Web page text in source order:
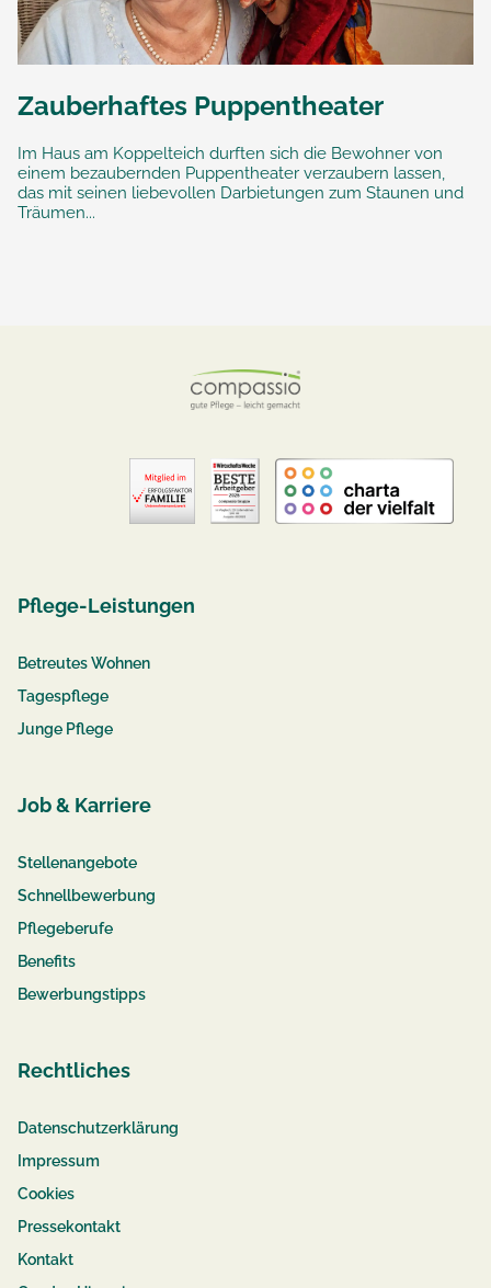
Zauberhaftes Puppentheater
Im Haus am Koppelteich durften sich die Bewohner von
einem bezaubernden Puppentheater verzaubern lassen,
das mit seinen liebevollen Darbietungen zum Staunen und
Träumen...
Pflege-Leistungen
Betreutes Wohnen
Tagespflege
Junge Pflege
Job & Karriere
Stellenangebote
Schnellbewerbung
Pflegeberufe
Benefits
Bewerbungstipps
Rechtliches
Datenschutzerklärung
Impressum
Cookies
Pressekontakt
Kontakt